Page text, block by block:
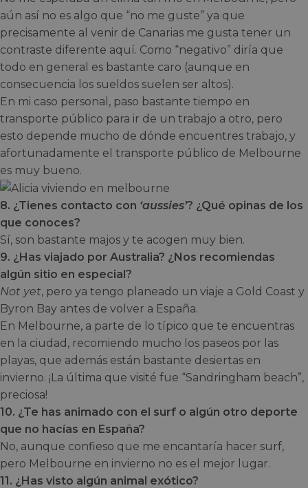
aún así no es algo que “no me guste” ya que
precisamente al venir de Canarias me gusta tener un
contraste diferente aquí. Como “negativo” diría que
todo en general es bastante caro (aunque en
consecuencia los sueldos suelen ser altos).
En mi caso personal, paso bastante tiempo en
transporte público para ir de un trabajo a otro, pero
esto depende mucho de dónde encuentres trabajo, y
afortunadamente el transporte público de Melbourne
es muy bueno.
8. ¿Tienes contacto con ‘aussies’? ¿Qué opinas de los
que conoces?
Sí, son bastante majos y te acogen muy bien.
9. ¿Has viajado por Australia? ¿Nos recomiendas
algún sitio en especial?
Not yet, pero ya tengo planeado un viaje a Gold Coast y
Byron Bay antes de volver a España.
En Melbourne, a parte de lo típico que te encuentras
en la ciudad, recomiendo mucho los paseos por las
playas, que además están bastante desiertas en
invierno. ¡La última que visité fue “Sandringham beach”,
preciosa!
10. ¿Te has animado con el surf o algún otro deporte
que no hacías en España?
No, aunque confieso que me encantaría hacer surf,
pero Melbourne en invierno no es el mejor lugar.
11. ¿Has visto algún animal exótico?